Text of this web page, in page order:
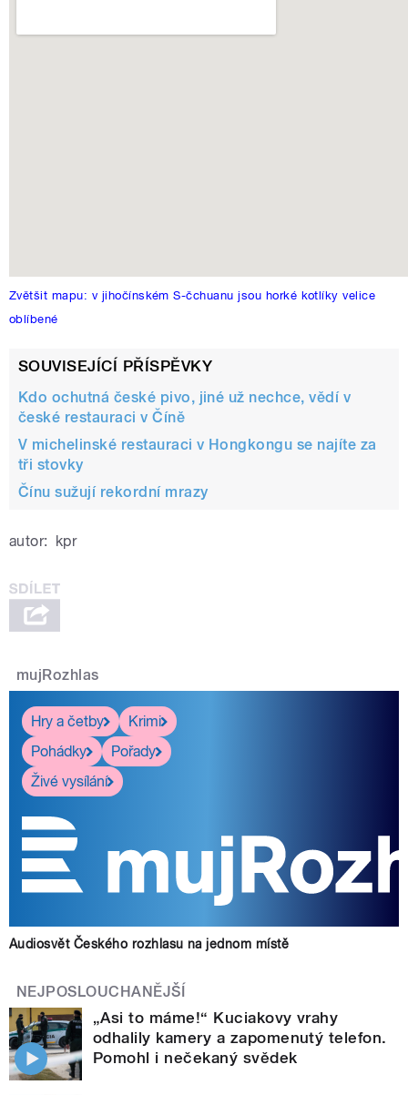
Zvětšit mapu: v jihočínském S-čchuanu jsou horké kotlíky velice
oblíbené
SOUVISEJÍCÍ PŘÍSPĚVKY
Kdo ochutná české pivo, jiné už nechce, vědí v
české restauraci v Číně
V michelinské restauraci v Hongkongu se najíte za
tři stovky
Čínu sužují rekordní mrazy
autor: kpr
mujRozhlas
Hry a četby
Krimi
Pohádky
Pořady
Živé vysílání
Audiosvět Českého rozhlasu na jednom místě
NEJPOSLOUCHANĚJŠÍ
„Asi to máme!“ Kuciakovy vrahy
odhalily kamery a zapomenutý telefon.
Pomohl i nečekaný svědek